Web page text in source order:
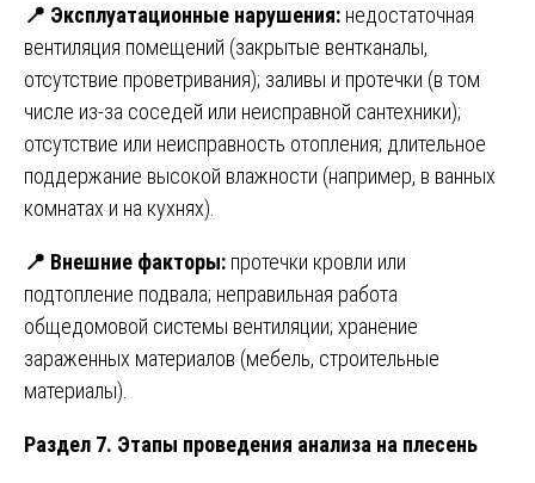
📍 Эксплуатационные нарушения: недостаточная
вентиляция помещений (закрытые вентканалы,
отсутствие проветривания); заливы и протечки (в том
числе из-за соседей или неисправной сантехники);
отсутствие или неисправность отопления; длительное
поддержание высокой влажности (например, в ванных
комнатах и на кухнях).
📍 Внешние факторы: протечки кровли или
подтопление подвала; неправильная работа
общедомовой системы вентиляции; хранение
зараженных материалов (мебель, строительные
материалы).
Раздел 7. Этапы проведения анализа на плесень